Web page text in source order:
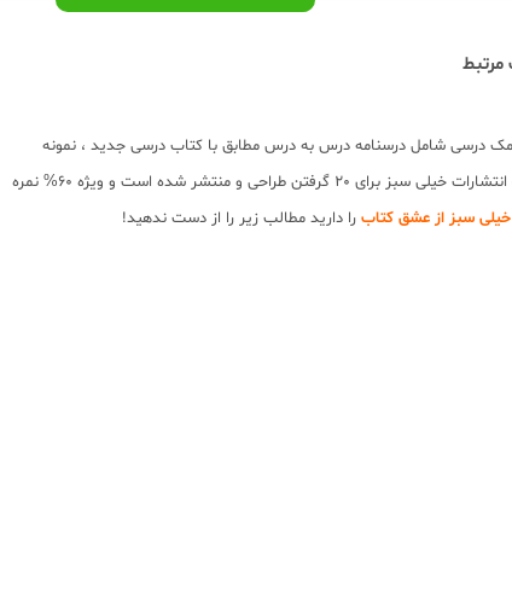
درسی شامل درسنامه درس به درس مطابق با کتاب درسی جدید ، نمونه
طراحی و تولید شده است. سری کتابهای ماجرای بیست انتشارات خیلی سبز برای 20 گرفتن طراحی و منتشر شده است و ویژه 60% نمره
خیلی سبز از عشق کتاب را دارید مطالب زیر را از دست ندهید!